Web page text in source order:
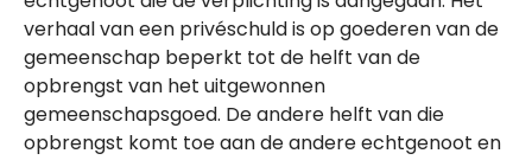
verhaal van een privéschuld is op goederen van de
gemeenschap beperkt tot de helft van de
opbrengst van het uitgewonnen
gemeenschapsgoed. De andere helft van die
opbrengst komt toe aan de andere echtgenoot en